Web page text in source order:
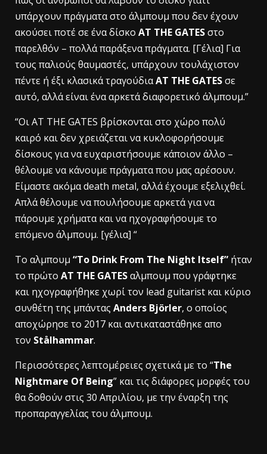
υπάρχουν πράγματα στο άλμπουμ που δεν έχουν
ακούσει ποτέ σε ένα δίσκο AT THE GATESστο
παρελθόν – πολλά παράξενα πράγματα. [Γέλια] Για
τους παλιούς θαυμαστές, υπάρχουν τουλάχιστον
πέντε ή έξι κλασικά τραγούδιαAT THE GATESσε
αυτό, αλλά είναι ένα αρκετά διαφορετικό άλμπουμ.”
“Οι AT THE GATES βρίσκονται στο χώρο πολύ
καιρό και δεν χρειάζεται να κυκλοφορήσουμε
δίσκους για να ευχαριστήσουμε κάποιον άλλο –
θέλουμε να κάνουμε πράγματα που μας αρέσουν.
Είμαστε ακόμα death metal, αλλά έχουμε εξελιχθεί.
Απλά θέλουμε να πουλήσουμε αρκετά για να
πάρουμε χρήματα και να ηχογραφήσουμε το
επόμενο άλμπουμ. [γέλια] “
Το αλμπουμ “To Drink From The Night Itself” ήταν
το πρώτο AT THE GATESαλμπουμ που γράφτηκε
και ηχογραφήθηκε χωρί τον lead guitarist και κύριο
συνθέτη της μπάντας Anders Björler, ο οποίος
αποχώρησε το 2017 και αντικαταστάθηκε απο
τον Stålhammar.
Περισσότερες λεπτομέρειες σχετικά με το “The
Nightmare Of Being” και τις διάφορες μορφές του
θα δοθούν στις 30 Απριλίου, με την έναρξη της
προπαραγγελίας του άλμπουμ.